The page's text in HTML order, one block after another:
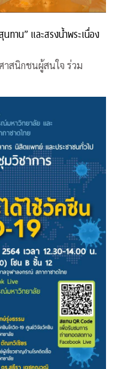
าน” และสรงน้ำพระเนื่อง
สนิกชนผู้สนใจ ร่วม